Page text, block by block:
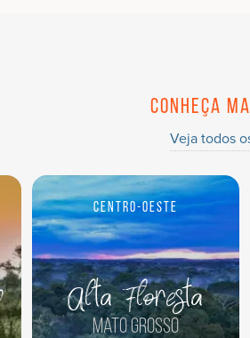
Conheça
Veja todos
Centro-Oeste
Alta Floresta
Mato Grosso